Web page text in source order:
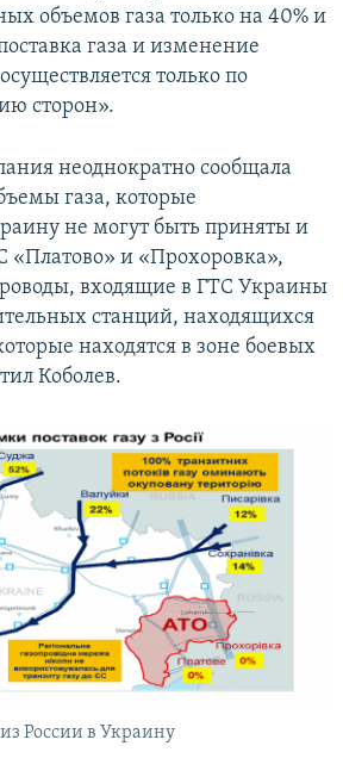
объемов газа только на 40% и
газа и изменение
только по
сторон».
неоднократно сообщала
газа, которые
не могут быть приняты и
и «Прохоровка»,
входящие в ГТС Украины
станций, находящихся
находятся в зоне боевых
Коболев.
России в Украину